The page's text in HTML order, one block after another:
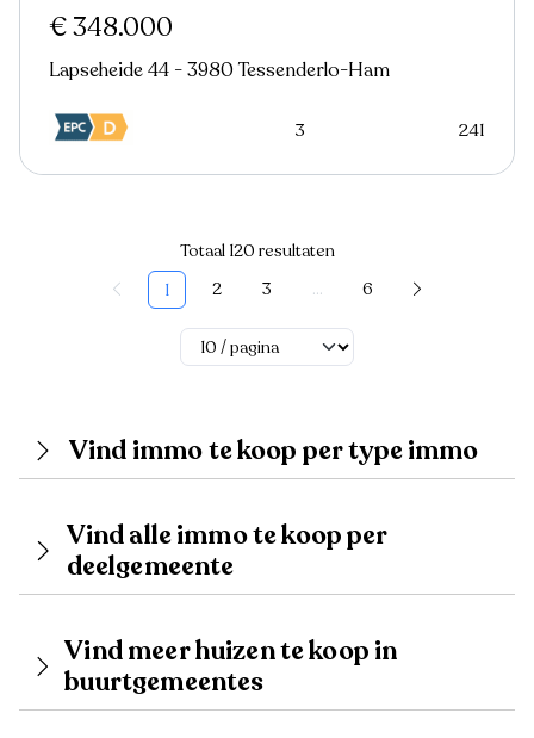
€ 348.000
Lapseheide 44 - 3980 Tessenderlo-Ham
3 241
Totaal 120 resultaten
1
2 3 ... 6
Vind immo te koop per type immo
Vind alle immo te koop per
deelgemeente
Vind meer huizen te koop in
buurtgemeentes